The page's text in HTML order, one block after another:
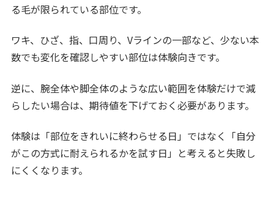
る毛が限られている部位です。
ワキ、ひざ、指、口周り、Vラインの一部など、少ない本
数でも変化を確認しやすい部位は体験向きです。
逆に、腕全体や脚全体のような広い範囲を体験だけで減
らしたい場合は、期待値を下げておく必要があります。
体験は「部位をきれいに終わらせる日」ではなく「自分
がこの方式に耐えられるかを試す日」と考えると失敗し
にくくなります。